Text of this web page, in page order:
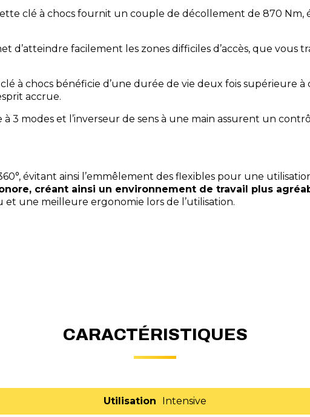
clé à chocs fournit un couple de décollement de 870
d’atteindre facilement les zones difficiles d’accès, que vous
à chocs bénéficie d’une durée de vie deux fois supérieure
accrue.
3 modes et l’inverseur de sens à une main assurent un
évitant ainsi l’emmêlement des flexibles pour une
créant ainsi un environnement de travail plus
une meilleure ergonomie lors de l’utilisation.
CARACTÉRISTIQUES
Utilisation Intensive